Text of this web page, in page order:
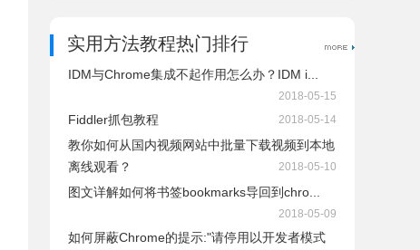
实用方法教程热门排行
IDM与Chrome集成不起作用怎么办？IDM i...
2018-05-15
Fiddler抓包教程 2018-05-14
教你如何从国内视频网站中批量下载视频到本地
离线观看？
2018-05-10
图文详解如何将书签bookmarks导回到chro...
2018-05-09
如何屏蔽Chrome的提示:"请停用以开发者模式